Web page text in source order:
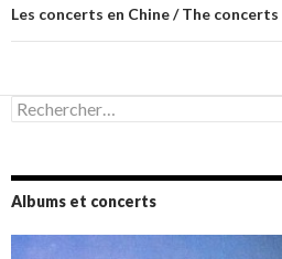
Les concerts en Chine / The concerts
Rechercher :
Albums et concerts